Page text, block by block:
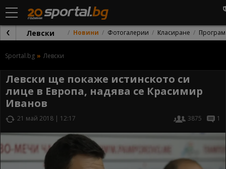
Левски Новини Фотогалерии Класиране
Sportal.bg Левски
Левски ще покаже истинското си
лице в Европа, надява се Красимир
Иванов
21 май 2018 | 12:17 3875 1